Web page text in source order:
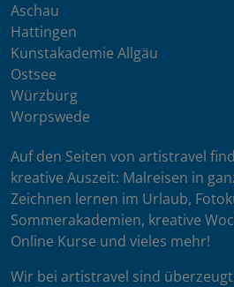
Aschau
Hattingen
Kunstakademie Allgäu
Ostsee
Würzburg
Worpswede
Auf den Seiten von artistravel
kreative Auszeit: Malreisen in
Zeichnen lernen im Urlaub,
Sommerakademien, kreative
Online Kurse und vieles mehr!
Wir bei artistravel sind